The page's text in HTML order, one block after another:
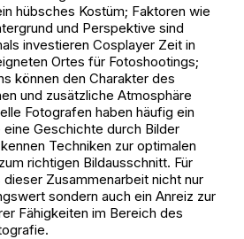
hübsches Kostüm; Faktoren wie
und Perspektive sind
investieren Cosplayer Zeit in
Ortes für Fotoshootings;
können den Charakter des
und zusätzliche Atmosphäre
Fotografen haben häufig ein
Geschichte durch Bilder
Techniken zur optimalen
richtigen Bildausschnitt. Für
Zusammenarbeit nicht nur
sondern auch ein Anreiz zur
Fähigkeiten im Bereich des